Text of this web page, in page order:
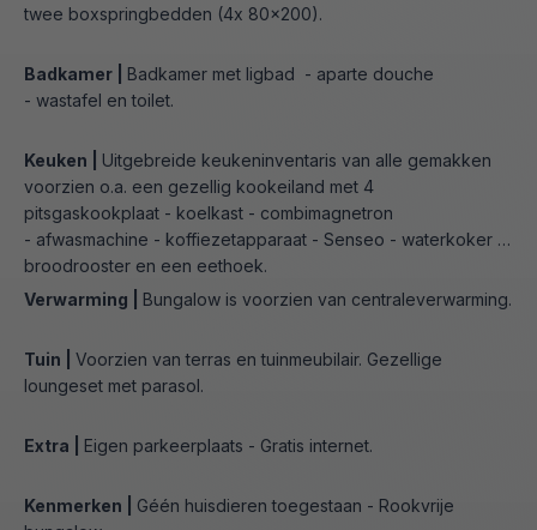
twee boxspringbedden (4x 80x200).
Badkamer | Badkamer met ligbad - aparte douche
- wastafel en toilet.
Keuken | Uitgebreide keukeninventaris van alle gemakken
voorzien o.a. een gezellig kookeiland met 4
pitsgaskookplaat - koelkast - combimagnetron
- afwasmachine - koffiezetapparaat - Senseo - waterkoker -
broodrooster en een eethoek.
Verwarming | Bungalow is voorzien van centraleverwarming.
Tuin | Voorzien van terras en tuinmeubilair. Gezellige
loungeset met parasol.
Extra | Eigen parkeerplaats - Gratis internet.
Kenmerken | Géén huisdieren toegestaan - Rookvrije